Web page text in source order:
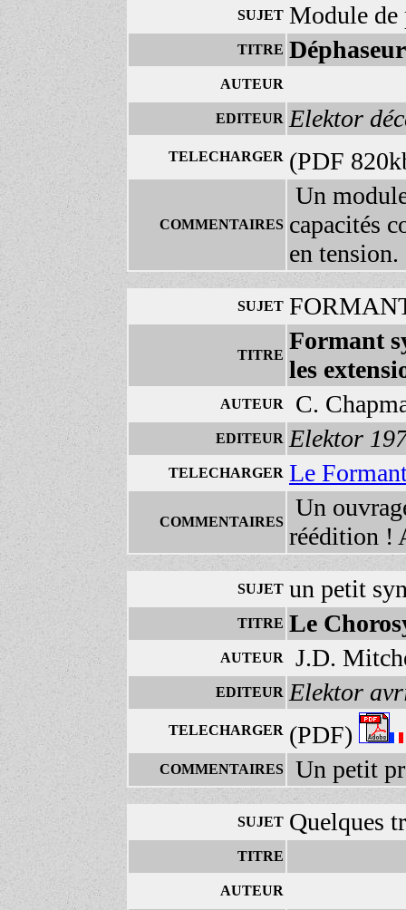
SUJET Module de
TITRE
AUTEUR
EDITEUR Elektor
TELECHARGER (PDF
COMMENTAIRES
Un
capacités
en tension.
SUJET
TITRE
Formant
les
AUTEUR C.
EDITEUR Elektor
TELECHARGER Le
COMMENTAIRES
Un
réédition !
SUJET un petit
TITRE Le
AUTEUR J.D.
EDITEUR Elektor
TELECHARGER (PDF)
COMMENTAIRES Un petit
SUJET Quelques
TITRE
AUTEUR